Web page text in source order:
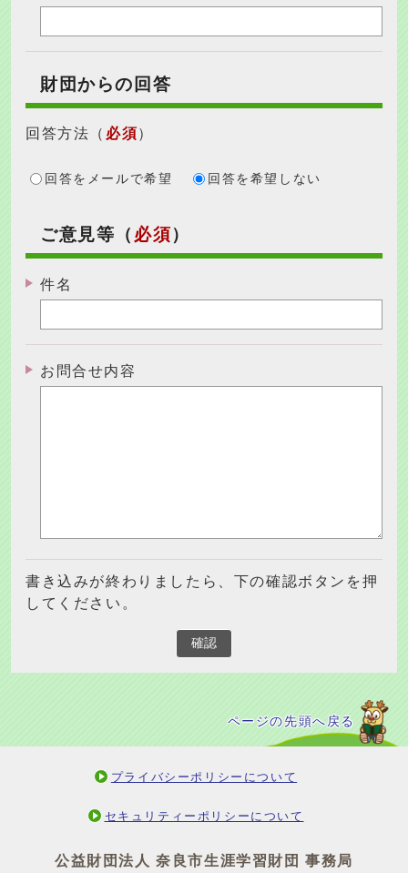
財団からの回答
回答方法 （ 必須）
回答をメールで希望 回答を希望しない
ご意見等（ 必須）
件名
お問合せ内容
書き込みが終わりましたら、下の確認ボタンを押
してください。
確認
ページの先頭へ戻る
プライバシーポリシーについて
セキュリティーポリシーについて
公益財団法人 奈良市生涯学習財団 事務局